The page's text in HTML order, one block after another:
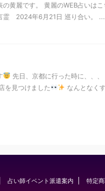
の黄麗です。 黄麗のWEB占いは
霊 2024年6月21日 巡り合い。 ...
先日、京都に行った時に、、
を見つけました なんとなく
占い師イベント派遣案内 特定